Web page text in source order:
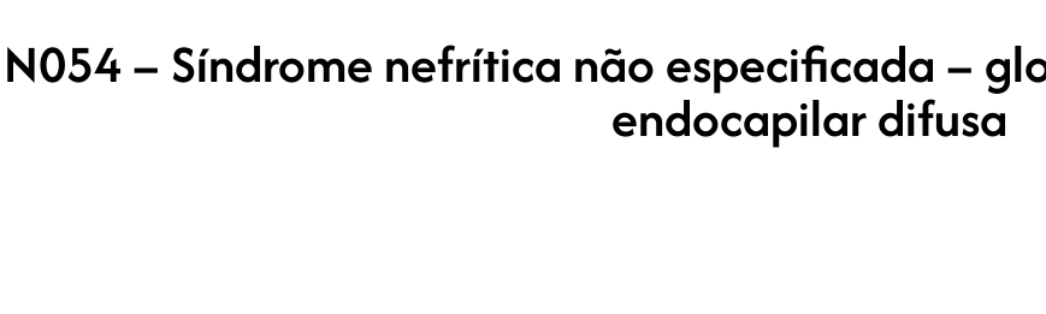
N054 – Síndrome nefrítica não especificada –
endocapilar difusa